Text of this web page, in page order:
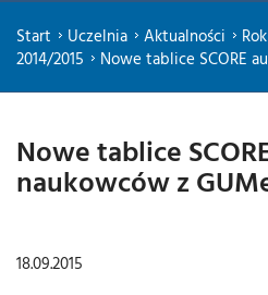
Start Uczelnia Aktualności
2014/2015
Nowe tablice SCORE
Nowe tablice
naukowców z
18.09.2015